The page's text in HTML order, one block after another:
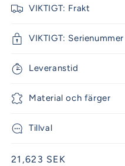
VIKTIGT: Frakt
VIKTIGT: Serienummer
Leveranstid
Material och färger
Tillval
Ordinarie
21,623 SEK